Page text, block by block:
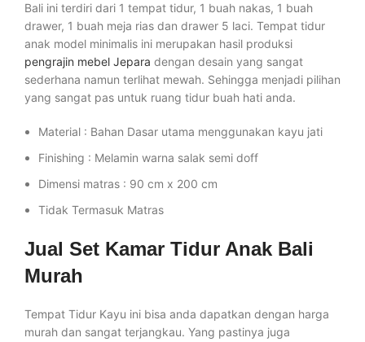
Bali ini terdiri dari 1 tempat tidur, 1 buah nakas, 1 buah
drawer, 1 buah meja rias dan drawer 5 laci. Tempat tidur
anak model minimalis ini merupakan hasil produksi
pengrajin mebel Jepara dengan desain yang sangat
sederhana namun terlihat mewah. Sehingga menjadi pilihan
yang sangat pas untuk ruang tidur buah hati anda.
Material : Bahan Dasar utama menggunakan kayu jati
Finishing : Melamin warna salak semi doff
Dimensi matras : 90 cm x 200 cm
Tidak Termasuk Matras
Jual Set Kamar Tidur Anak Bali
Murah
Tempat Tidur Kayu ini bisa anda dapatkan dengan harga
murah dan sangat terjangkau. Yang pastinya juga